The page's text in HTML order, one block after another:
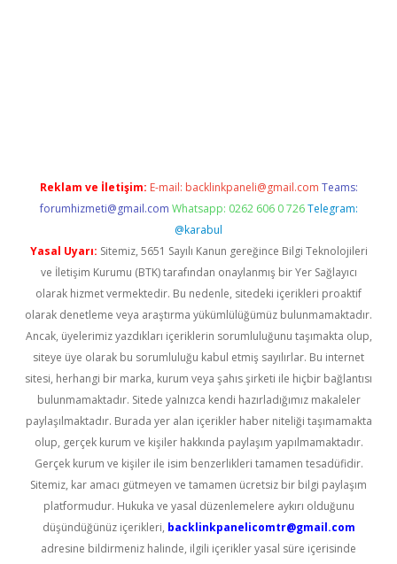
Reklam ve İletişim: E-mail: backlinkpaneli@gmail.com Teams:
forumhizmeti@gmail.com Whatsapp: 0262 606 0 726 Telegram:
@karabul
Yasal Uyarı: Sitemiz, 5651 Sayılı Kanun gereğince Bilgi Teknolojileri
ve İletişim Kurumu (BTK) tarafından onaylanmış bir Yer Sağlayıcı
olarak hizmet vermektedir. Bu nedenle, sitedeki içerikleri proaktif
olarak denetleme veya araştırma yükümlülüğümüz bulunmamaktadır.
Ancak, üyelerimiz yazdıkları içeriklerin sorumluluğunu taşımakta olup,
siteye üye olarak bu sorumluluğu kabul etmiş sayılırlar. Bu internet
sitesi, herhangi bir marka, kurum veya şahıs şirketi ile hiçbir bağlantısı
bulunmamaktadır. Sitede yalnızca kendi hazırladığımız makaleler
paylaşılmaktadır. Burada yer alan içerikler haber niteliği taşımamakta
olup, gerçek kurum ve kişiler hakkında paylaşım yapılmamaktadır.
Gerçek kurum ve kişiler ile isim benzerlikleri tamamen tesadüfidir.
Sitemiz, kar amacı gütmeyen ve tamamen ücretsiz bir bilgi paylaşım
platformudur. Hukuka ve yasal düzenlemelere aykırı olduğunu
düşündüğünüz içerikleri, backlinkpanelicomtr@gmail.com
adresine bildirmeniz halinde, ilgili içerikler yasal süre içerisinde